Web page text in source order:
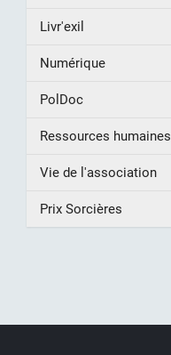
Livr'exil
Numérique
PolDoc
Ressources humaines
Vie de l'association
Prix Sorcières